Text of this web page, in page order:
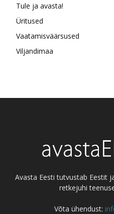
Tule ja avasta!
Üritused
Vaatamisväärsused
Viljandimaa
Avasta Eesti tutvustab Eestit
retkejuhi
Võta ühendust: